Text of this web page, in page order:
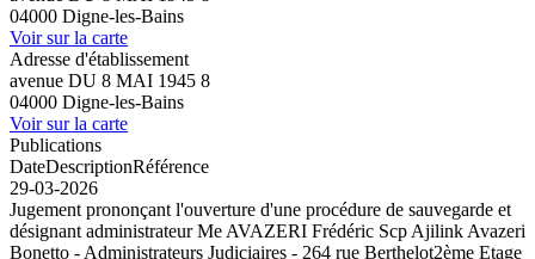
04000 Digne-les-Bains
Voir sur la carte
Adresse d'établissement
avenue DU 8 MAI 1945 8
04000 Digne-les-Bains
Voir sur la carte
Publications
DateDescriptionRéférence
29-03-2026
Jugement prononçant l'ouverture d'une procédure de sauvegarde et
désignant administrateur Me AVAZERI Frédéric Scp Ajilink Avazeri
Bonetto - Administrateurs Judiciaires - 264 rue Berthelot2ème Etage